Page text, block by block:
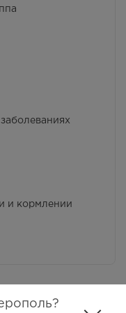
и кормлении